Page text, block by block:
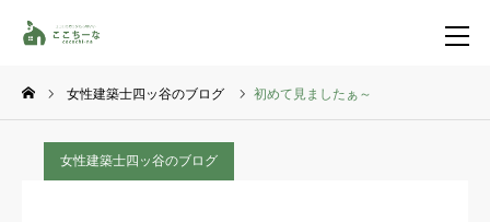
女性建築士四ッ谷のブログ 初めて見ましたぁ～
女性建築士四ッ谷のブログ
お問い合わせ